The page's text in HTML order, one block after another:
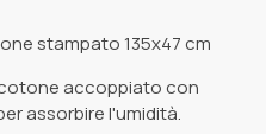
stampato 135x47 cm
accoppiato con
assorbire l'umidità.